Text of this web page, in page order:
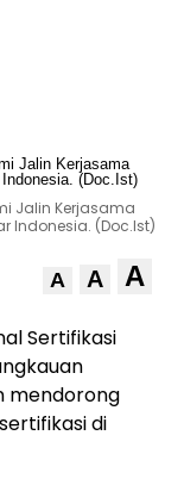
Jalin Kerjasama
Indonesia. (Doc.Ist)
A A A
Sertifikasi
mendorong
di